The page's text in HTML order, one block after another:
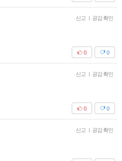
신고 | 공감 확인
0
0
신고 | 공감 확인
0
0
신고 | 공감 확인